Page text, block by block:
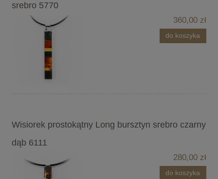
srebro 5770
360,00 zł
do koszyka
Wisiorek prostokątny Long bursztyn srebro czarny
dąb 6111
280,00 zł
do koszyka